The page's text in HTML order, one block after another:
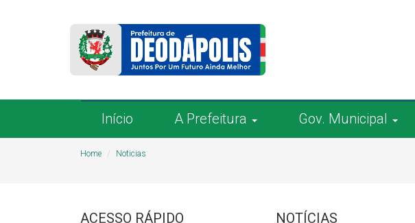
Início A Prefeitura Gov. Municipal
Home Noticias
NOTÍCIAS
ACESSO RÁPIDO